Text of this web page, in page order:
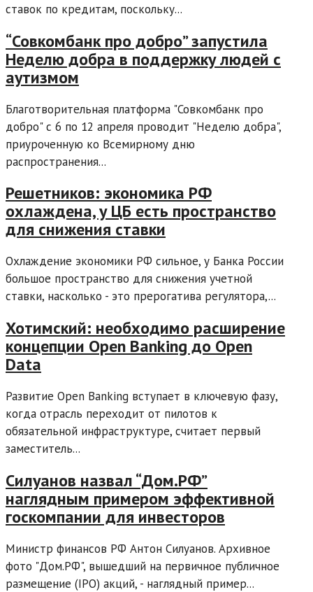
ставок по кредитам, поскольку...
“Совкомбанк про добро” запустила
Неделю добра в поддержку людей с
аутизмом
Благотворительная платформа "Совкомбанк про
добро" с 6 по 12 апреля проводит "Неделю добра",
приуроченную ко Всемирному дню
распространения...
Решетников: экономика РФ
охлаждена, у ЦБ есть пространство
для снижения ставки
Охлаждение экономики РФ сильное, у Банка России
большое пространство для снижения учетной
ставки, насколько - это прерогатива регулятора,...
Хотимский: необходимо расширение
концепции Open Banking до Open
Data
Развитие Open Banking вступает в ключевую фазу,
когда отрасль переходит от пилотов к
обязательной инфраструктуре, считает первый
заместитель...
Силуанов назвал “Дом.РФ”
наглядным примером эффективной
госкомпании для инвесторов
Министр финансов РФ Антон Силуанов. Архивное
фото "Дом.РФ", вышедший на первичное публичное
размещение (IPO) акций, - наглядный пример...